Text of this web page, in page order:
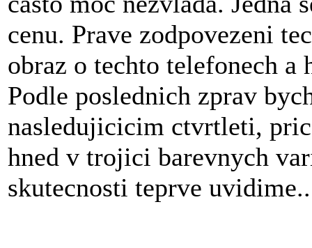
cenu. Prave zodpovezeni
obraz o techto telefonech a
Podle poslednich zprav
nasledujicicim ctvrtleti,
hned v trojici barevnych
skutecnosti teprve